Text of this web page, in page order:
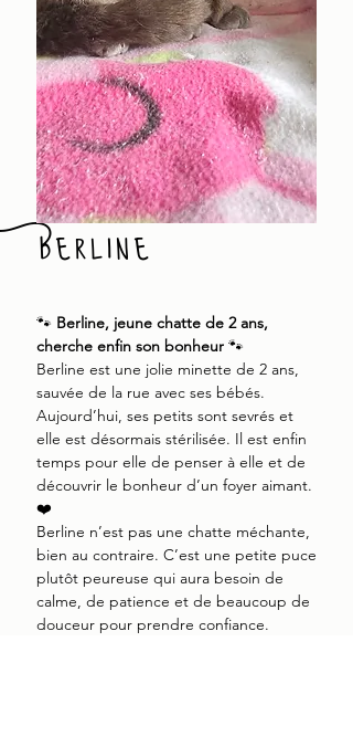
Berline
🐾 Berline, jeune chatte de 2 ans,
cherche enfin son bonheur 🐾
Berline est une jolie minette de 2 ans,
sauvée de la rue avec ses bébés.
Aujourd’hui, ses petits sont sevrés et
elle est désormais stérilisée. Il est enfin
temps pour elle de penser à elle et de
découvrir le bonheur d’un foyer aimant.
❤️
Berline n’est pas une chatte méchante,
bien au contraire. C’est une petite puce
plutôt peureuse qui aura besoin de
calme, de patience et de beaucoup de
douceur pour prendre confiance.